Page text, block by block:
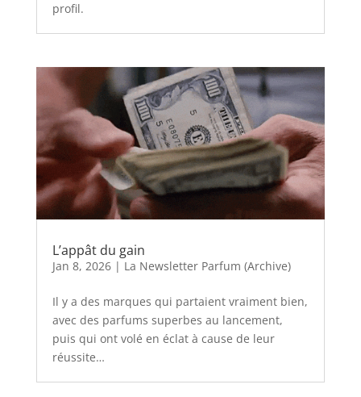
profil.
L’appât du gain
Jan 8, 2026| La Newsletter Parfum (Archive)
Il y a des marques qui partaient vraiment bien,
avec des parfums superbes au lancement,
puis qui ont volé en éclat à cause de leur
réussite…